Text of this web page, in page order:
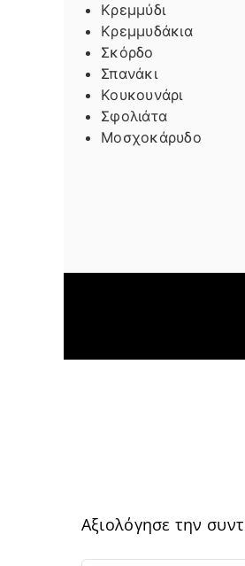
Κρεμμύδι
Κρεμμυδάκια
Σκόρδο
Σπανάκι
Κουκουνάρι
Σφολιάτα
Μοσχοκάρυδο
Αξιολόγησε την